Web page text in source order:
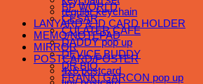
BP WORLD
CESAR
CULATER CAFE
DADDY pop up
DEVICE BUDDY
DR.BIO
FRANK! GARCON pop up
regular keychain
LANYARD & ID CARD HOLDER
MEMO/NOTEPAD
MIRROR
POSTCARD/POSTER
4x6 postcard